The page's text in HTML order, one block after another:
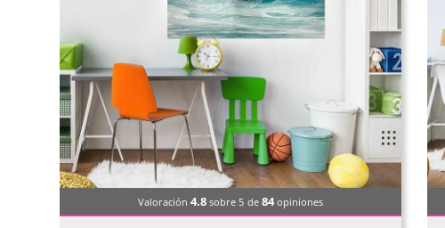
Valoración4.8 sobre 5 de84opiniones